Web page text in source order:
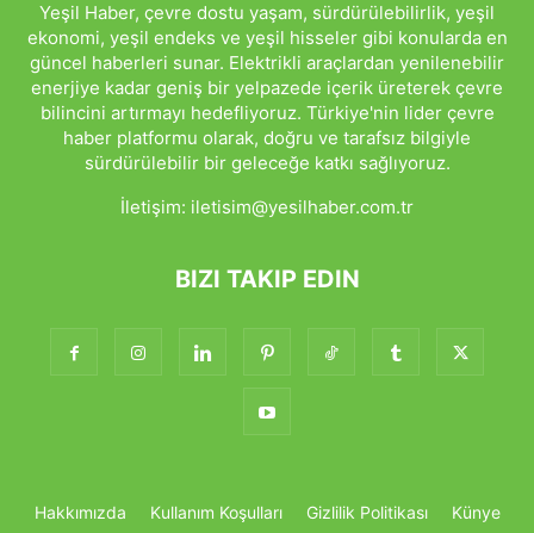
Yeşil Haber, çevre dostu yaşam, sürdürülebilirlik, yeşil
ekonomi, yeşil endeks ve yeşil hisseler gibi konularda en
güncel haberleri sunar. Elektrikli araçlardan yenilenebilir
enerjiye kadar geniş bir yelpazede içerik üreterek çevre
bilincini artırmayı hedefliyoruz. Türkiye'nin lider çevre
haber platformu olarak, doğru ve tarafsız bilgiyle
sürdürülebilir bir geleceğe katkı sağlıyoruz.
İletişim: iletisim@yesilhaber.com.tr
BIZI TAKIP EDIN
Hakkımızda Kullanım Koşulları Gizlilik Politikası Künye